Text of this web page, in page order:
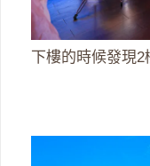
下樓的時候發現